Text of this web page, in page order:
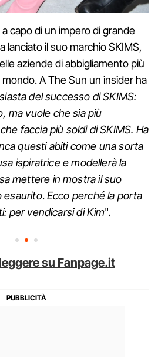
capo di un impero di grande
lanciato il suo marchio SKIMS,
aziende di abbigliamento più
A The Sun un insider ha
del successo di SKIMS:
ma vuole che sia più
faccia più soldi di SKIMS. Ha
questi abiti come una sorta
ispiratrice e modellerà la
mettere in mostra il suo
esaurito.Ecco perché la porta
per vendicarsi di Kim".
su Fanpage.it